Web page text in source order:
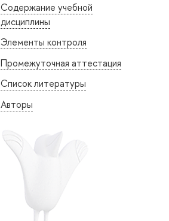
Содержание учебной
дисциплины
Элементы контроля
Промежуточная аттестация
Список литературы
Авторы